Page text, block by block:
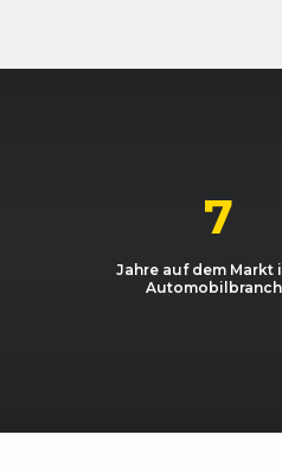
7
Jahre auf dem Markt